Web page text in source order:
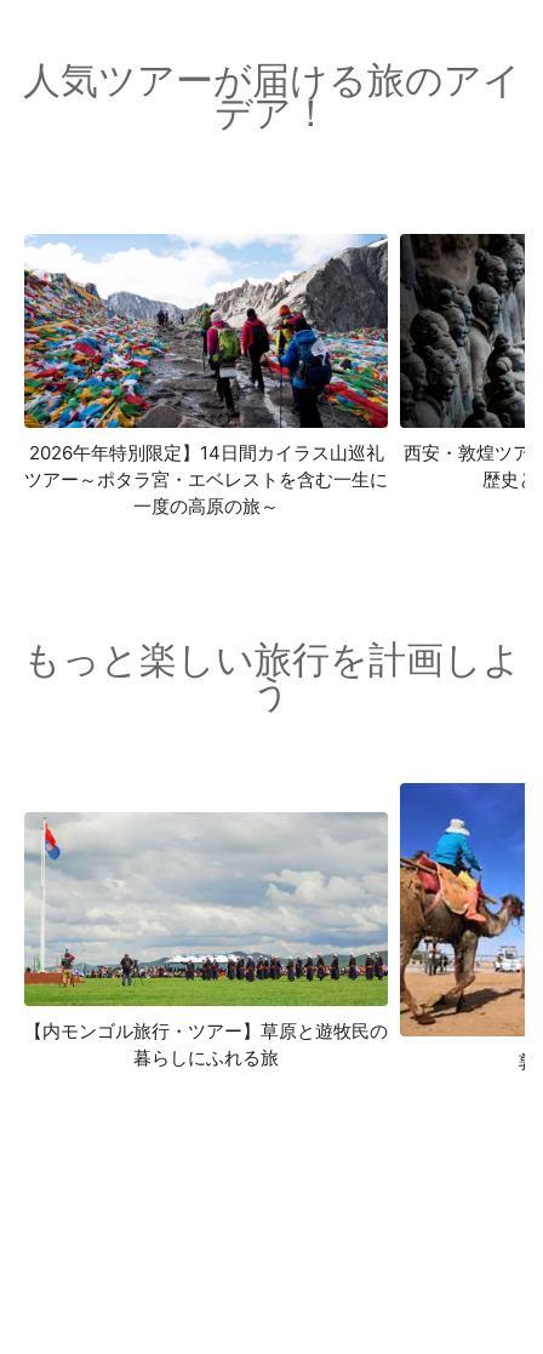
人気ツアーが届ける旅のアイ
デア！
2026午年特別限定】14日間カイラス山巡礼
ツアー～ポタラ宮・エベレストを含む一生に
一度の高原の旅～
西安・敦煌ツア
歴史と
もっと楽しい旅行を計画しよ
う
【内モンゴル旅行・ツアー】草原と遊牧民の
暮らしにふれる旅
敦